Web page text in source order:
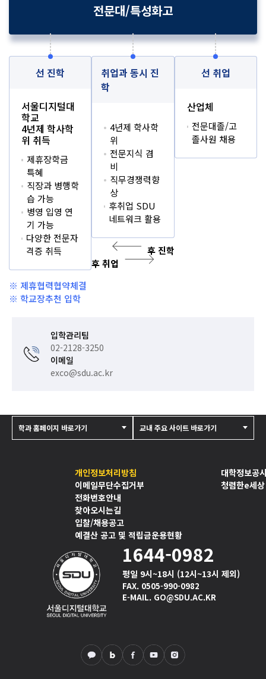
전문대/특성화고
선 진학
서울디지털대
학교
4년제 학사학
위 취득
제휴장학금
특혜
직장과 병행학
습 가능
병영 입영 연
기 가능
다양한 전문자
격증 취득
취업과 동시 진
학
4년제 학사학
위
전문지식 겸
비
직무경쟁력향
상
후취업 SDU
네트워크 활용
후 진학
후 취업
선 취업
산업체
전문대졸/고
졸사원 채용
※ 제휴협력협약체결
※ 학교장추천 입학
입학관리팀
02-2128-3250
이메일
exco@sdu.ac.kr
개인정보처리방침
이메일무단수집거부
전화번호안내
찾아오시는길
입찰/채용공고
예결산 공고 및 적립금운용현황
대학정보공
청렴한e세상
1644-0982
평일 9시~18시 (12시~13시 제외)
FAX. 0505-990-0982
E-MAIL. GO@SDU.AC.KR
학과 홈페이지 바로가기 교내 주요 사이트 바로가기